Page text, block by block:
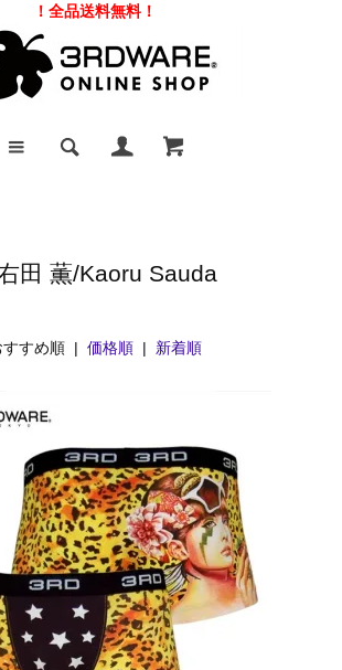
！全品送料無料！
田 薫/Kaoru Sauda
すすめ順 | 価格順 | 新着順